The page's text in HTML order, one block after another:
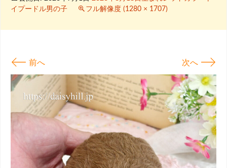
ス
イプードル男の子
フル解像度 (1280 × 1707)
← 前へ 次へ →